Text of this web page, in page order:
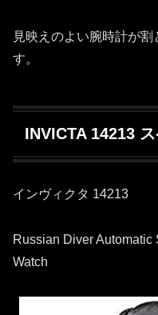
見映えのよい腕時計が
す。
INVICTA 14213
インヴィクタ 14213
Russian Diver
Watch